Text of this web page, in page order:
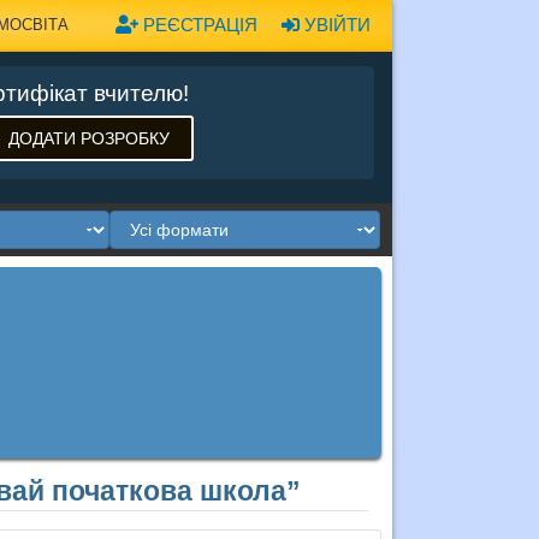
УВІЙТИ
РЕЄСТРАЦІЯ
вчителю!
ДОДАТИ РОЗРОБКУ
початкова школа”